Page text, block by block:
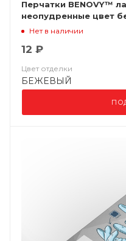
Перчатки BENOVY™
неопудренные цвет
CHLORINATED
Нет в наличии
12 ₽
Цвет отделки
БЕЖЕВЫЙ